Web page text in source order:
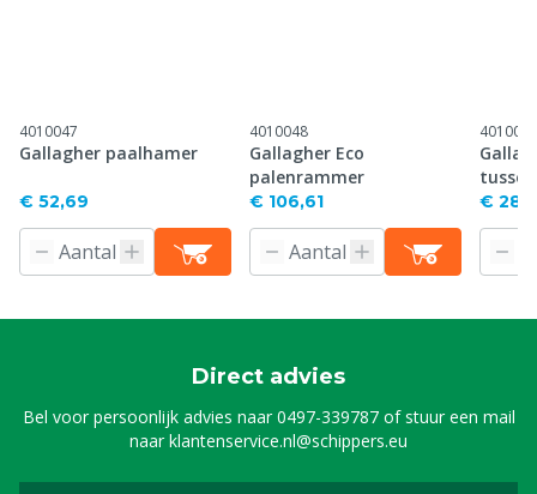
4010047
Gallagher paalhamer
€ 52,69
4010048
Gallagher Eco
palenrammer
€ 106,61
4010064
€
Direct advies
Bel voor persoonlijk advies naar0497-339787of stuur een mail
naarklantenservice.nl@schippers.eu